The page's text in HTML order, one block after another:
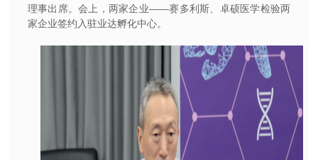
理事出席。会上，两家企业——赛多利斯、卓硕医学检验两
家企业签约入驻业达孵化中心。